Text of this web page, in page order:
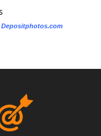
Depositphotos.com